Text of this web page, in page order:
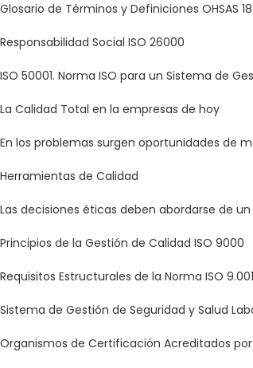
Glosario de Términos y Definiciones OHSAS
Responsabilidad Social ISO 26000
ISO 50001. Norma ISO para un Sistema de
La Calidad Total en la empresas de hoy
En los problemas surgen oportunidades de
Herramientas de Calidad
Las decisiones éticas deben abordarse de
Principios de la Gestión de Calidad ISO 9000
Requisitos Estructurales de la Norma ISO 9.001
Sistema de Gestión de Seguridad y Salud
Organismos de Certificación Acreditados por